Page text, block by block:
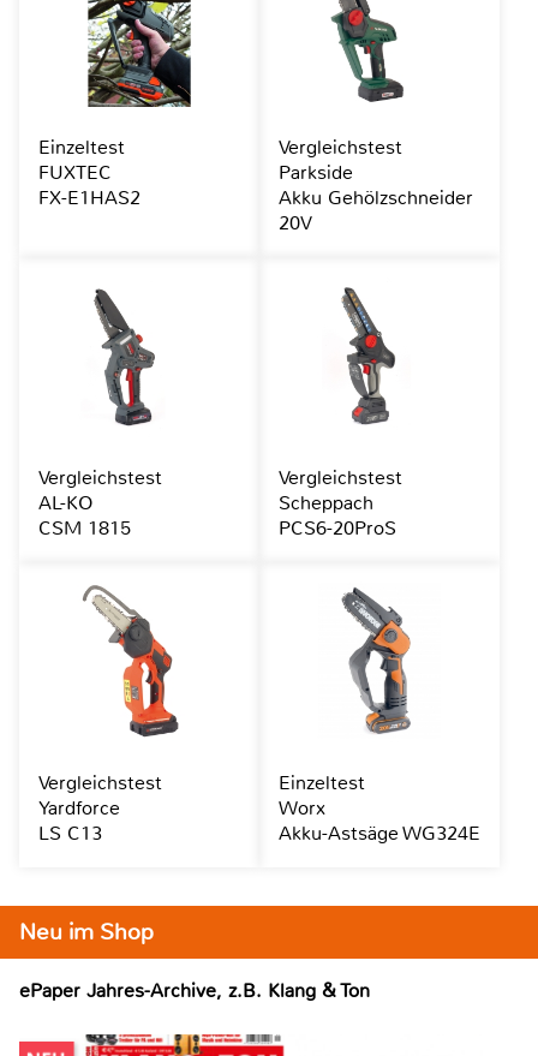
Neu im Shop
ePaper Jahres-Archive, z.B. Klang & Ton
Einzeltest
FUXTEC
FX-E1HAS2
Vergleichstest
Parkside
Akku Gehölzschneider
20V
Vergleichstest
AL-KO
CSM 1815
Vergleichstest
Scheppach
PCS6-20ProS
Vergleichstest
Yardforce
LS C13
Einzeltest
Worx
Akku-Astsäge WG324E